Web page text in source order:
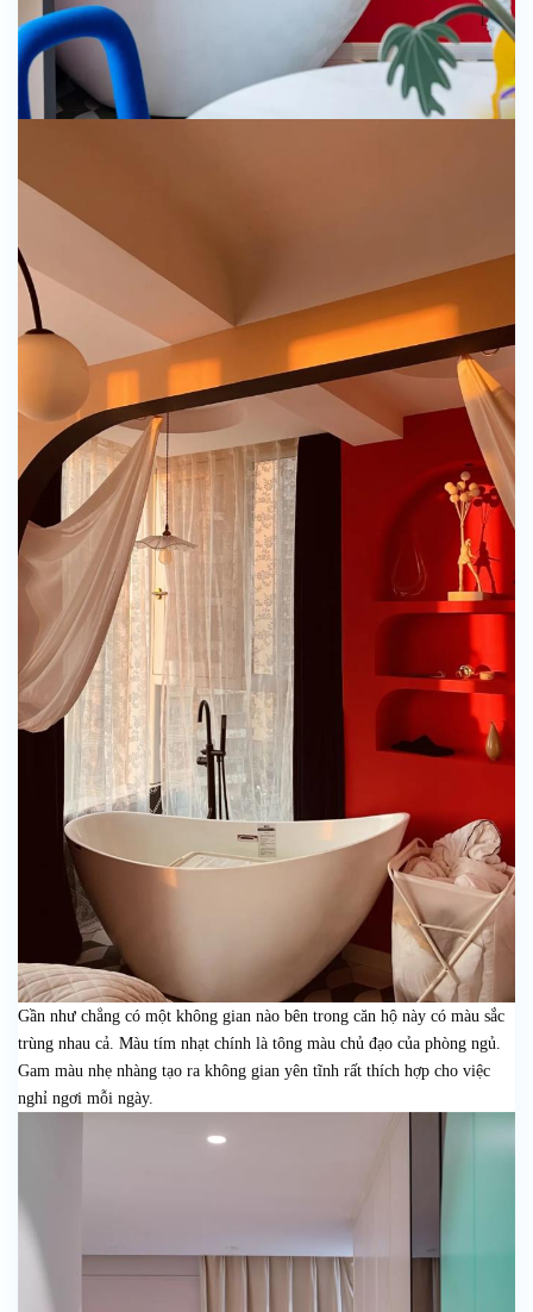
Gần như chẳng có một không gian nào bên trong căn hộ này có màu sắc
trùng nhau cả. Màu tím nhạt chính là tông màu chủ đạo của phòng ngủ.
Gam màu nhẹ nhàng tạo ra không gian yên tĩnh rất thích hợp cho việc
nghỉ ngơi mỗi ngày.